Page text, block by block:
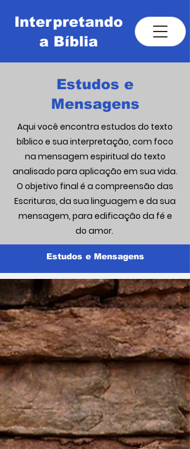
Interpretando
a Bíblia
Estudo e Interpretação das
Escrituras
Estudos e
Mensagens
Aqui você encontra estudos do texto
bíblico e sua interpretação, com foco
na mensagem espiritual do texto
analisado para aplicação em sua vida.
O objetivo final é a compreensão das
Escrituras, da sua linguagem e da sua
mensagem, para edificação da fé e
do amor.
Estudos e Mensagens